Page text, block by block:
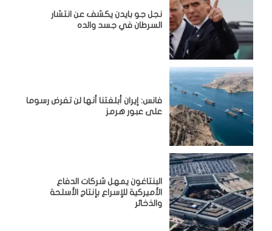
نجل جو بايدن يكشف عن انتشار
السرطان في جسد والده
فانس: إيران أبلغتنا أنها لن تفرض رسوما
على عبور هرمز
البنتاغون يمهل شركات الدفاع
الأميركية للإسراع بإنتاج الأسلحة
والذخائر